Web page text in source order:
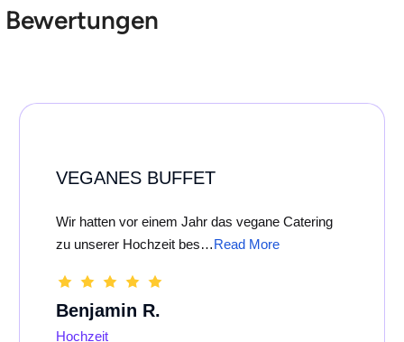
Bewertungen
VEGANES BUFFET
Wir hatten vor einem Jahr das vegane Catering
zu unserer Hochzeit bes…Read More
Benjamin R.
Hochzeit